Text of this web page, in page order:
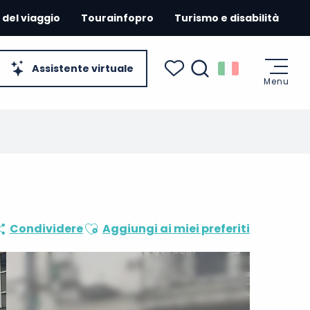
Assistente virtuale
viaggio Tourainfopro Turismo e disabilità
Menu
CondividereAjouter aux favoris
Aggiungi ai miei preferiti